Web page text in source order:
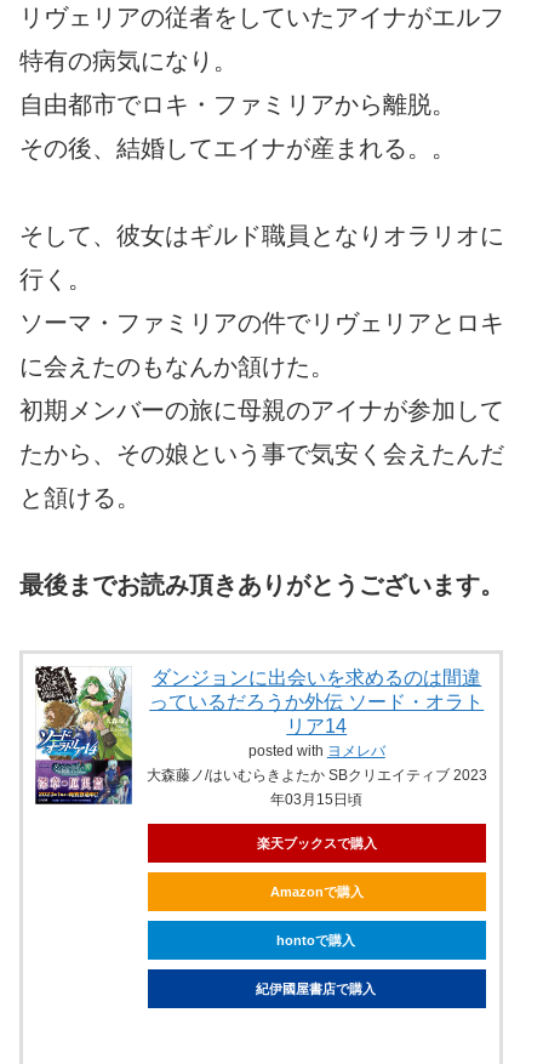
リヴェリアの従者をしていたアイナがエルフ
特有の病気になり。
自由都市でロキ・ファミリアから離脱。
その後、結婚してエイナが産まれる。。
そして、彼女はギルド職員となりオラリオに
行く。
ソーマ・ファミリアの件でリヴェリアとロキ
に会えたのもなんか頷けた。
初期メンバーの旅に母親のアイナが参加して
たから、その娘という事で気安く会えたんだ
と頷ける。
最後までお読み頂きありがとうございます。
ダンジョンに出会いを求めるのは間違
っているだろうか外伝 ソード・オラト
リア14
posted with ヨメレバ
大森藤ノ/はいむらきよたか SBクリエイティブ 2023
年03月15日頃
楽天ブックスで購入
Amazonで購入
hontoで購入
紀伊國屋書店で購入